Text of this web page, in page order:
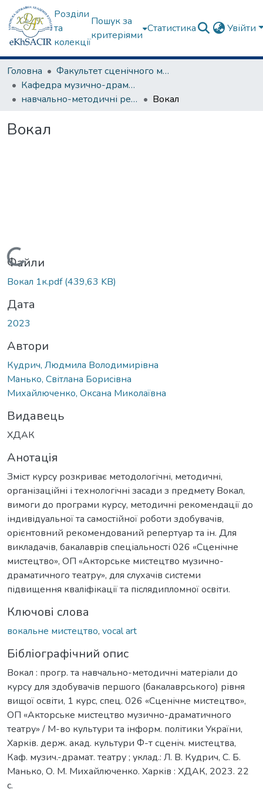
Розділи
та
колекції
Пошук за
критеріями
Статистика Увійти
Головна
Факультет сценічного мистецтва
Кафедра музично-драматичного театру
навчально-методичні рекомендації, програми дисциплін
Вокал
Вокал
Вантажиться...
Файли
Вокал 1к.pdf(439,63 KB)
Дата
2023
Автори
Кудрич, Людмила Володимирівна
Манько, Світлана Борисівна
Михайлюченко, Оксана Миколаївна
Видавець
ХДАК
Анотація
Зміст курсу розкриває методологічні, методичні,
організаційні і технологічні засади з предмету Вокал,
вимоги до програми курсу, методичні рекомендації до
індивідуальної та самостійної роботи здобувачів,
орієнтовний рекомендований репертуар та ін. Для
викладачів, бакалаврів спеціальності 026 «Сценічне
мистецтво», ОП «Акторське мистецтво музично-
драматичного театру», для слухачів системи
підвищення кваліфікації та післядипломної освіти.
Ключові слова
вокальне мистецтво, vocal art
Бібліографічний опис
Вокал : прогр. та навчально-методичні матеріали до
курсу для здобувачів першого (бакалаврського) рівня
вищої освіти, 1 курс, спец. 026 «Сценічне мистецтво»,
ОП «Акторське мистецтво музично-драматичного
театру» / М-во культури та інформ. політики України,
Харків. держ. акад. культури Ф-т сценіч. мистецтва,
Каф. музич.-драмат. театру ; уклад.: Л. В. Кудрич, С. Б.
Манько, О. М. Михайлюченко. Харків : ХДАК, 2023. 22
с.